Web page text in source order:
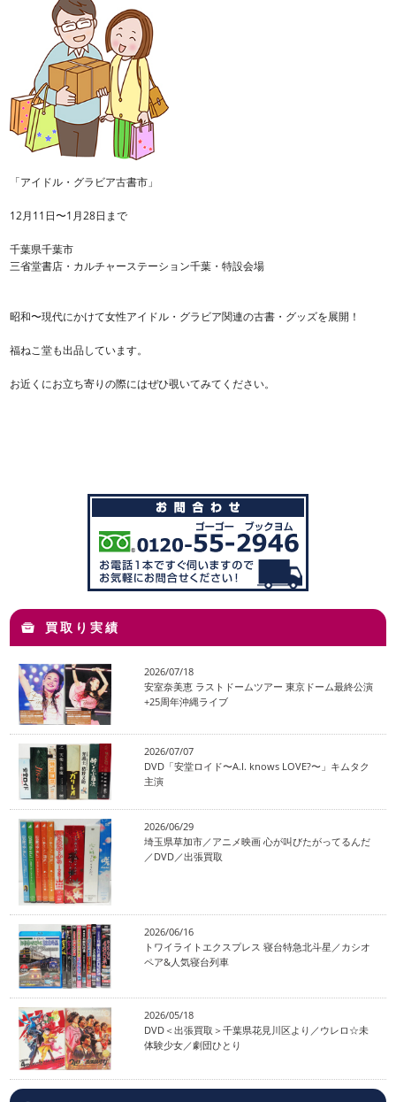
「アイドル・グラビア古書市」
12月11日〜1月28日まで
千葉県千葉市
三省堂書店・カルチャーステーション千葉・特設会場
昭和〜現代にかけて女性アイドル・グラビア関連の古書・グッズを展開！
福ねこ堂も出品しています。
お近くにお立ち寄りの際にはぜひ覗いてみてください。
買取り実績
2026/07/18
安室奈美恵 ラストドームツアー 東京ドーム最終公演
+25周年沖縄ライブ
2026/07/07
DVD「安堂ロイド〜A.I. knows LOVE?〜」キムタク
主演
2026/06/29
埼玉県草加市／アニメ映画 心が叫びたがってるんだ
／DVD／出張買取
2026/06/16
トワイライトエクスプレス 寝台特急北斗星／カシオ
ペア&人気寝台列車
2026/05/18
DVD＜出張買取＞千葉県花見川区より／ウレロ☆未
体験少女／劇団ひとり